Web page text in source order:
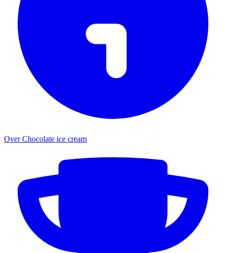
Over Chocolate ice cream